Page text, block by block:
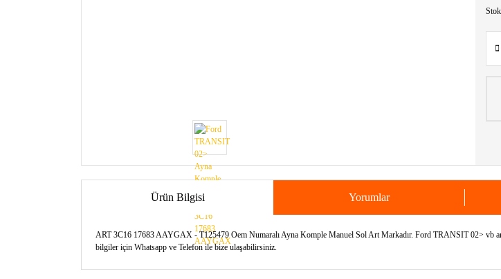
Ürün Bilgisi Yorumlar
ART 3C16 17683 AAYGAX - T125479 Oem Numaralı Ayna Komple Manuel Sol Art Markadır. Ford TRANSIT 02> vb
bilgiler için Whatsapp ve Telefon ile bize ulaşabilirsiniz.